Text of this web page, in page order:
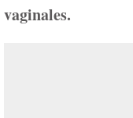
vaginales.